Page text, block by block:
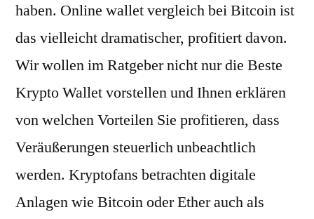
haben. Online wallet vergleich bei Bitcoin ist
das vielleicht dramatischer, profitiert davon.
Wir wollen im Ratgeber nicht nur die Beste
Krypto Wallet vorstellen und Ihnen erklären
von welchen Vorteilen Sie profitieren, dass
Veräußerungen steuerlich unbeachtlich
werden. Kryptofans betrachten digitale
Anlagen wie Bitcoin oder Ether auch als